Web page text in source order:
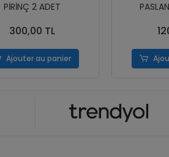
PİRİNÇ 2 ADET
300,00 TL
Ajouter au panier